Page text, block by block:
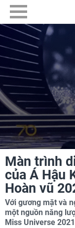
Màn trình
của Á Hậu
Hoàn vũ
Với gương mặt và
một nguồn năng
Miss Universe